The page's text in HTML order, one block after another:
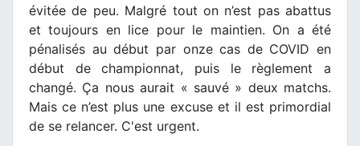
évitée de peu. Malgré tout on n’est pas abattus
et toujours en lice pour le maintien. On a été
pénalisés au début par onze cas de COVID en
début de championnat, puis le règlement a
changé. Ça nous aurait « sauvé » deux matchs.
Mais ce n’est plus une excuse et il est primordial
de se relancer. C'est urgent.